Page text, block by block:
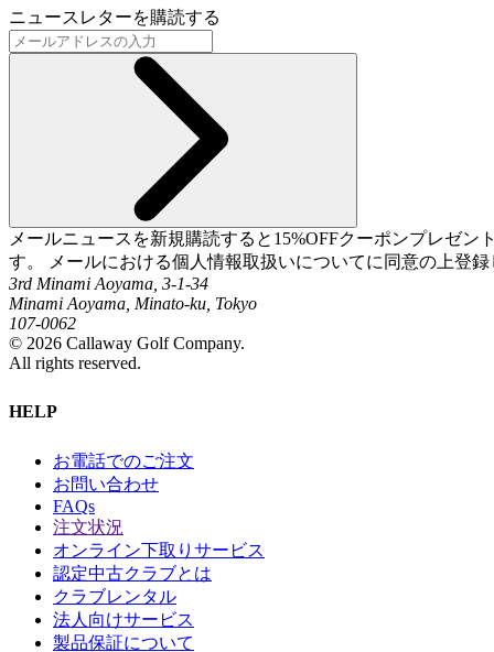
ニュースレターを購読する
メールニュースを新規購読すると15%OFFクーポンプレゼ
す。 メールにおける個人情報取扱いについてに同意の上登
3rd Minami Aoyama, 3-1-34
Minami Aoyama, Minato-ku, Tokyo
107-0062
© 2026 Callaway Golf Company.
All rights reserved.
HELP
お電話でのご注文
お問い合わせ
FAQs
注文状況
オンライン下取りサービス
認定中古クラブとは
クラブレンタル
法人向けサービス
製品保証について